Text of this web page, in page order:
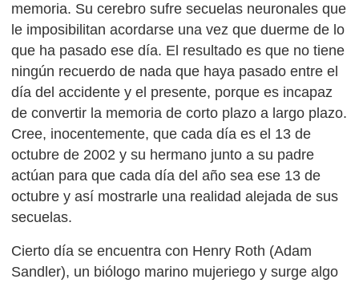
memoria. Su cerebro sufre secuelas neuronales que
le imposibilitan acordarse una vez que duerme de lo
que ha pasado ese día. El resultado es que no tiene
ningún recuerdo de nada que haya pasado entre el
día del accidente y el presente, porque es incapaz
de convertir la memoria de corto plazo a largo plazo.
Cree, inocentemente, que cada día es el 13 de
octubre de 2002 y su hermano junto a su padre
actúan para que cada día del año sea ese 13 de
octubre y así mostrarle una realidad alejada de sus
secuelas.
Cierto día se encuentra con Henry Roth (Adam
Sandler), un biólogo marino mujeriego y surge algo